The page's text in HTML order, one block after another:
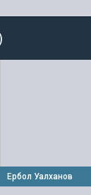
Ербол Уалханов